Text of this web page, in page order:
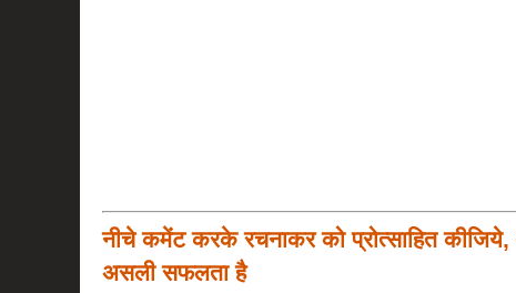
नीचे कमेंट करके रचनाकर को प्रोत्साहित
असली सफलता है